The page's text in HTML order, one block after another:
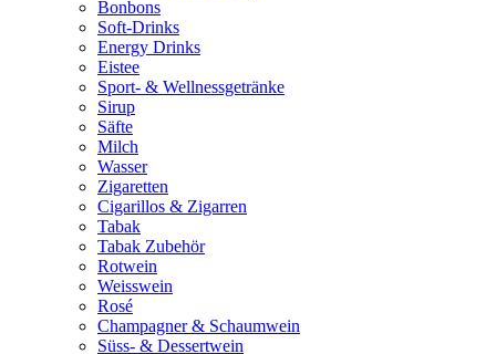
Bonbons
Soft-Drinks
Energy Drinks
Eistee
Sport- & Wellnessgetränke
Sirup
Säfte
Milch
Wasser
Zigaretten
Cigarillos & Zigarren
Tabak
Tabak Zubehör
Rotwein
Weisswein
Rosé
Champagner & Schaumwein
Süss- & Dessertwein